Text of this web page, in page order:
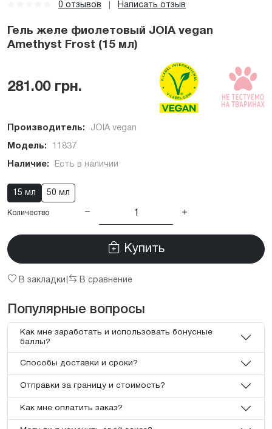
0 отзывов Написать отзыв
Гель желе фиолетовый JOIA vegan
Amethyst Frost (15 мл)
281.00 грн.
Производитель: JOIA vegan
Модель: 11837
Наличие: Есть в наличии
15 мл 50 мл
Количество
Купить
В закладки В сравнение
Популярные вопросы
Как мне заработать и использовать бонусные
баллы?
Способы доставки и сроки?
Отправки за границу и стоимость?
Как мне оплатить заказ?